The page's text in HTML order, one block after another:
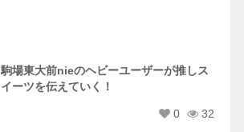
駒場東大前nieのヘビーユーザーが推しス
イーツを伝えていく！
0 32